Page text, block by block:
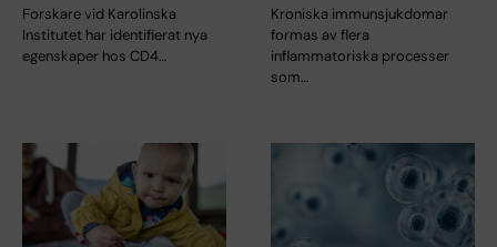
Forskare vid Karolinska
Institutet har identifierat nya
egenskaper hos CD4…
Kroniska immunsjukdomar
formas av flera
inflammatoriska processer
som…